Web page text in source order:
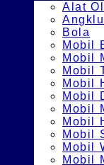
Alat
Bola
Mobil
Mobil
Mobil
Mobil
Mobil
Mobil
Mobil
Mobil
Mobil
Mobil